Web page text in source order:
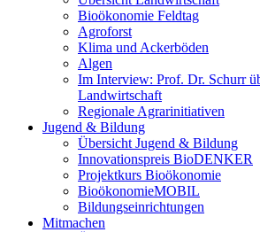
Bioökonomie Feldtag
Agroforst
Klima und Ackerböden
Algen
Im Interview: Prof. Dr. Schurr
Landwirtschaft
Regionale Agrarinitiativen
Jugend & Bildung
Übersicht Jugend & Bildung
Innovationspreis BioDENKER
Projektkurs Bioökonomie
BioökonomieMOBIL
Bildungseinrichtungen
Mitmachen